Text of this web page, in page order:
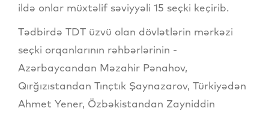
ildə onlar müxtəlif səviyyəli 15 seçki keçirib.
Tədbirdə TDT üzvü olan dövlətlərin mərkəzi
seçki orqanlarının rəhbərlərinin -
Azərbaycandan Məzahir Pənahov,
Qırğızıstandan Tınçtık Şaynazarov, Türkiyədən
Ahmet Yener, Özbəkistandan Zayniddin